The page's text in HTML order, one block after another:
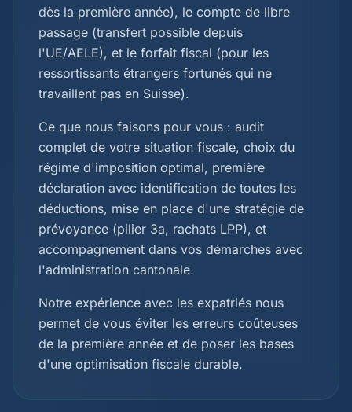
dès la première année), le compte de libre
passage (transfert possible depuis
l'UE/AELE), et le forfait fiscal (pour les
ressortissants étrangers fortunés qui ne
travaillent pas en Suisse).
Ce que nous faisons pour vous : audit
complet de votre situation fiscale, choix du
régime d'imposition optimal, première
déclaration avec identification de toutes les
déductions, mise en place d'une stratégie de
prévoyance (pilier 3a, rachats LPP), et
accompagnement dans vos démarches avec
l'administration cantonale.
Notre expérience avec les expatriés nous
permet de vous éviter les erreurs coûteuses
de la première année et de poser les bases
d'une optimisation fiscale durable.